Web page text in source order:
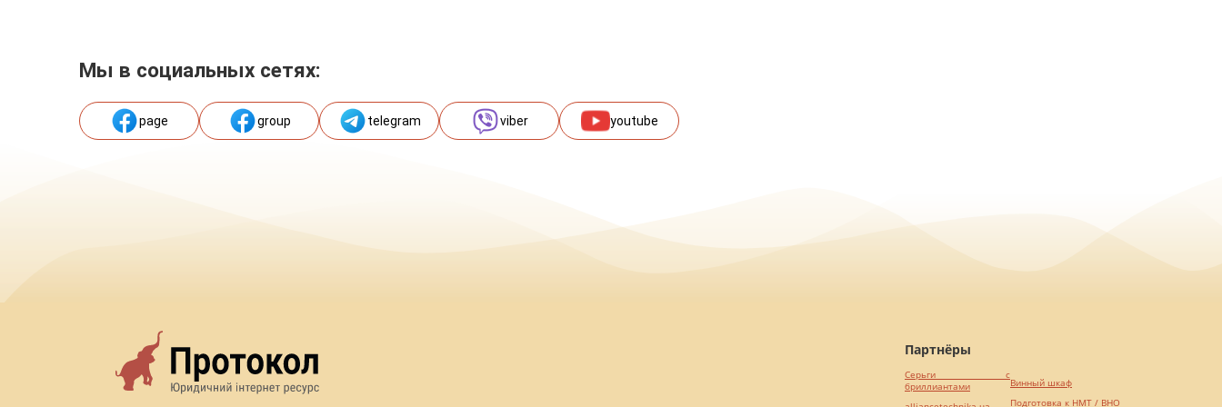
Мы в социальных сетях:
page group telegram viber youtube
Партнёры
Серьги с
бриллиантами
Винный шкаф
Подготовка к НМТ / ВНО